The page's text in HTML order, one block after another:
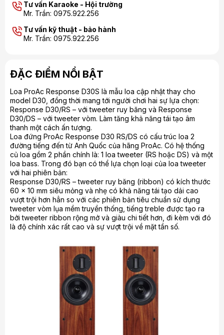
Tư vấn Karaoke - Hội trường
Mr. Trần: 0975.922.256
Tư vấn kỹ thuật - bảo hành
Mr. Trần: 0975.922.256
ĐẶC ĐIỂM NỔI BẬT
Loa ProAc Response D30S là mẫu loa cập nhật thay cho
model D30, đồng thời mang tới người chơi hai sự lựa chọn:
Response D30/RS – với tweeter ruy băng và Response
D30/DS – với tweeter vòm. Làm tăng khả năng tái tạo âm
thanh một cách ấn tượng.
Loa đứng ProAc Response D30 RS/DS có cấu trúc loa 2
đường tiếng đến từ Anh Quốc của hãng ProAc. Có hệ thống
củ loa gồm 2 phần chính là: 1 loa tweeter (RS hoặc DS) và một
loa bass. Trong đó bạn có thể lựa chọn loại của loa tweeter
với hai phiên bản:
Response D30/RS – tweeter ruy băng (ribbon) có kích thước
60 x 10 mm siêu mỏng và nhẹ có khả năng tái tạo dải cao
vượt trội hơn hẳn so với các phiên bản tiêu chuẩn sử dụng
tweeter vòm lụa mềm truyền thống, tiếng treble được tạo ra
bởi tweeter ribbon rộng mở và giàu chi tiết hơn, đi kèm với đó
là độ chính xác rất cao và sự vượt trội về mặt tần số.